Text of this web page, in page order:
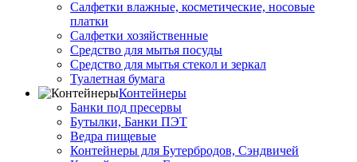
Салфетки влажные, косметические, носовые
платки
Салфетки хозяйственные
Средство для мытья посуды
Средство для мытья стекол и зеркал
Туалетная бумага
Контейнеры
Банки под пресервы
Бутылки, Банки ПЭТ
Ведра пищевые
Контейнеры для Бутербродов, Сэндвичей